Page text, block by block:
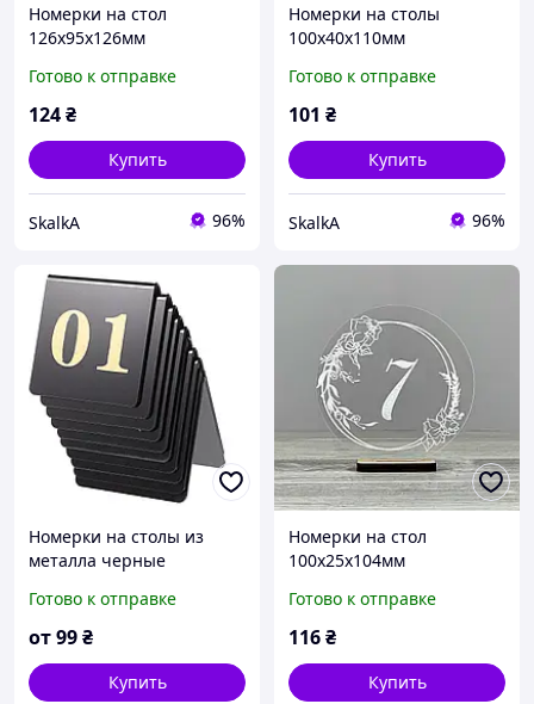
Номерки на стол
126х95х126мм
Готово к отправке
124₴
Купить
SkalkA 96%
Номерки на столы
100х40х110мм
Готово к отправке
101 ₴
Купить
SkalkA 96%
Номерки на столы из
металла черные
черная
Готово к отправке
от99₴
Купить
Номерки на стол
100х25х104мм
Готово к отправке
116₴
Купить